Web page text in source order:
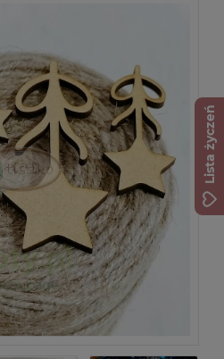
Lista życzeń